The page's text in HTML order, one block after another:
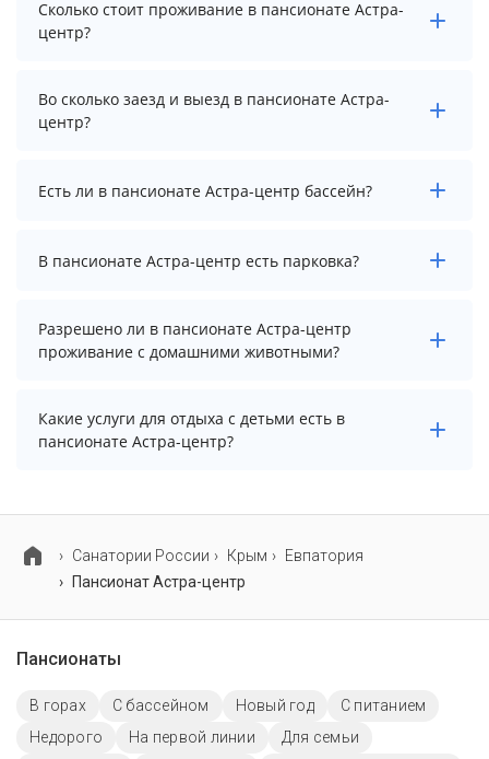
Сколько стоит проживание в пансионате Астра-
центр?
Стоимость проживания в пансионате Астра-центр
начинается от 4500 рублей. Чтобы увидеть
актуальные цены на проживание, выберите нужные
Во сколько заезд и выезд в пансионате Астра-
центр?
Заезд возможен после 14:00, а выезд необходимо
Есть ли в пансионате Астра-центр бассейн?
В пансионате Астра-центр нет бассейна.
В пансионате Астра-центр есть парковка?
В пансионате Астра-центр есть парковка, уточните
информацию перед бронированием у менеджера,
возможно, услуга оплачивается отдельно.
Разрешено ли в пансионате Астра-центр
проживание с домашними животными?
Проживание с домашними животными запрещено.
Какие услуги для отдыха с детьми есть в
пансионате Астра-центр?
Cанатории России Крым
Евпатория
Пансионат Астра-центр
Пансионаты
В горах C бассейном Новый год
С питанием
Недорого
На первой линии
Для семьи